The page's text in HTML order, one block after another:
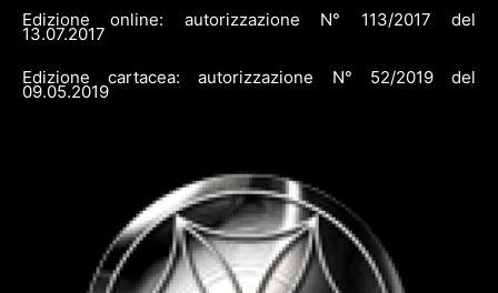
Edizione online: autorizzazione N° 113/2017 del
13.07.2017
Edizione cartacea: autorizzazione N° 52/2019 del
09.05.2019